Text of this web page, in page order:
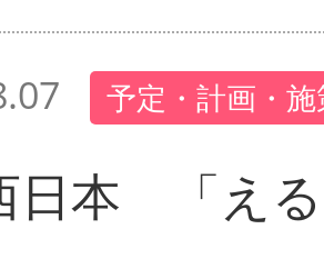
予定・計画・
日本 「え